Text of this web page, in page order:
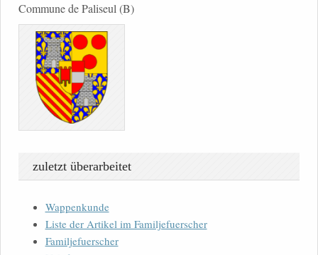
Commune de Paliseul (B)
zuletzt überarbeitet
Wappenkunde
Liste der Artikel im Familjefuerscher
Familjefuerscher